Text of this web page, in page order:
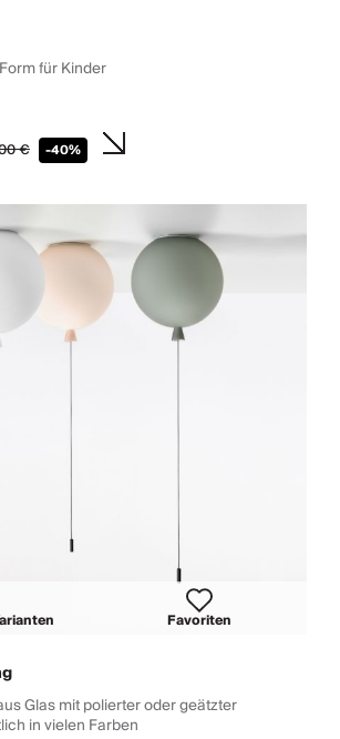
für Kinder
€ -40%
Favoriten
Glas mit polierter oder geätzter
in vielen Farben